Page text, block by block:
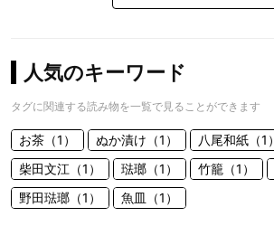
人気のキーワード
タグに関連する読み物を一覧で見ることができます
お茶（1） ぬか漬け（1） 八尾和紙（1）
柴田文江（1）
琺瑯（1） 竹籠（1）
野田琺瑯（1）
魚皿（1）